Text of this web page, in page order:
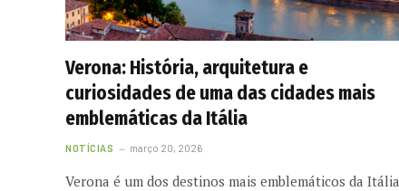
Verona: História, arquitetura e
curiosidades de uma das cidades mais
emblemáticas da Itália
NOTÍCIAS março 20, 2026
Verona é um dos destinos mais emblemáticos da